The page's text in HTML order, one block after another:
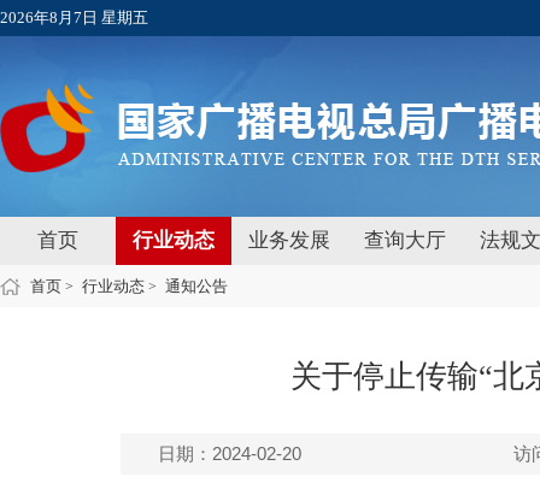
2026年8月7日 星期五
首页 行业动态 业务发展 查询大厅 法规
首页 > 行业动态 > 通知公告
关于停止传输“北
日期：2024-02-20 访